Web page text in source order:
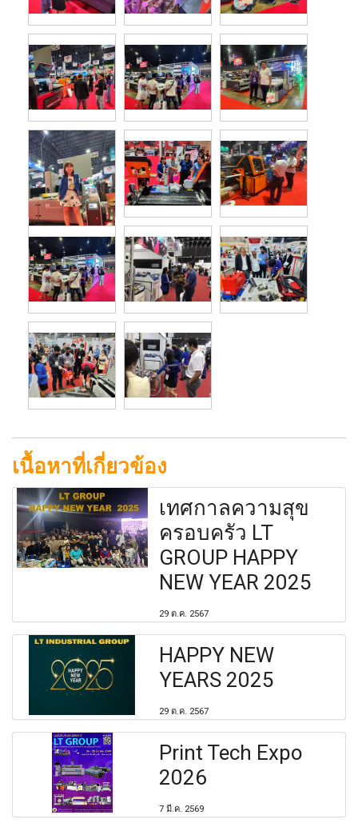
เนื้อหาที่เกี่ยวข้อง
เทศกาลความสุข
ครอบครัว LT
GROUP HAPPY
NEW YEAR 2025
29 ต.ค. 2567
HAPPY NEW
YEARS 2025
29 ต.ค. 2567
Print Tech Expo
2026
7 มี.ค. 2569